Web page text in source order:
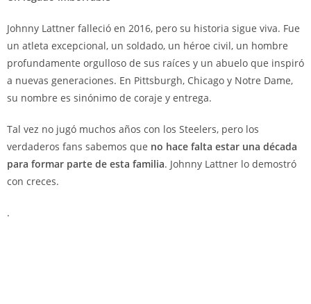
Johnny Lattner falleció en 2016, pero su historia sigue viva. Fue
un atleta excepcional, un soldado, un héroe civil, un hombre
profundamente orgulloso de sus raíces y un abuelo que inspiró
a nuevas generaciones. En Pittsburgh, Chicago y Notre Dame,
su nombre es sinónimo de coraje y entrega.
Tal vez no jugó muchos años con los Steelers, pero los
verdaderos fans sabemos que no hace falta estar una década
para formar parte de esta familia. Johnny Lattner lo demostró
con creces.
.